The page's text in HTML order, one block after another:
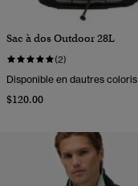
Sac à dos Outdoor 28L
(2)
Disponible en dautres coloris
$120.00